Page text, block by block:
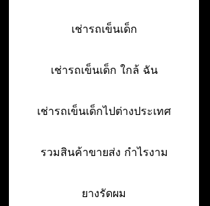
เช่ารถเข็นเด็ก
เช่ารถเข็นเด็ก ใกล้ ฉัน
เช่ารถเข็นเด็กไปต่างประเทศ
รวมสินค้าขายส่ง กำไรงาม
ยางรัดผม